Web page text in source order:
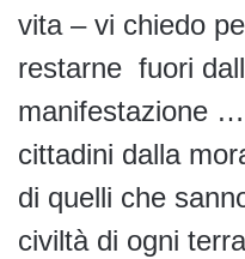
vita – vi chiedo
restarne fuori
manifestazione
cittadini dalla
di quelli che
civiltà di ogni